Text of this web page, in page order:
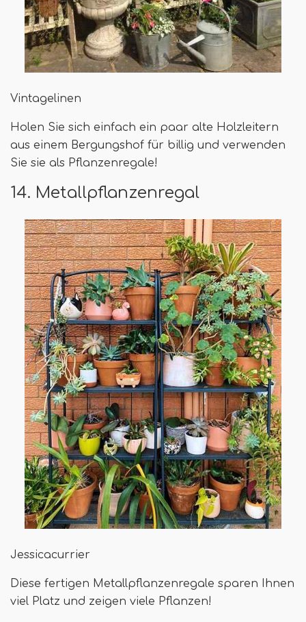
Vintagelinen
Holen Sie sich einfach ein paar alte Holzleitern
aus einem Bergungshof für billig und verwenden
Sie sie als Pflanzenregale!
14. Metallpflanzenregal
Jessicacurrier
Diese fertigen Metallpflanzenregale sparen Ihnen
viel Platz und zeigen viele Pflanzen!